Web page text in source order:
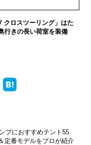
クロスツーリング」はた
行きの長い荷室を装備
プにおすすめテント55
定番モデルをプロが紹介